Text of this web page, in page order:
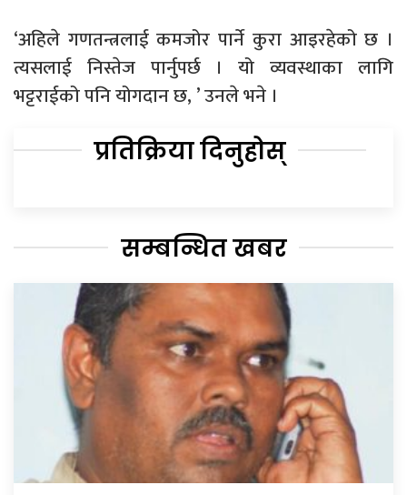
‘अहिले गणतन्त्रलाई कमजोर पार्ने कुरा आइरहेको छ ।
त्यसलाई निस्तेज पार्नुपर्छ । यो व्यवस्थाका लागि
भट्टराईको पनि योगदान छ, ’ उनले भने ।
प्रतिक्रिया दिनुहोस्
सम्बन्धित खबर